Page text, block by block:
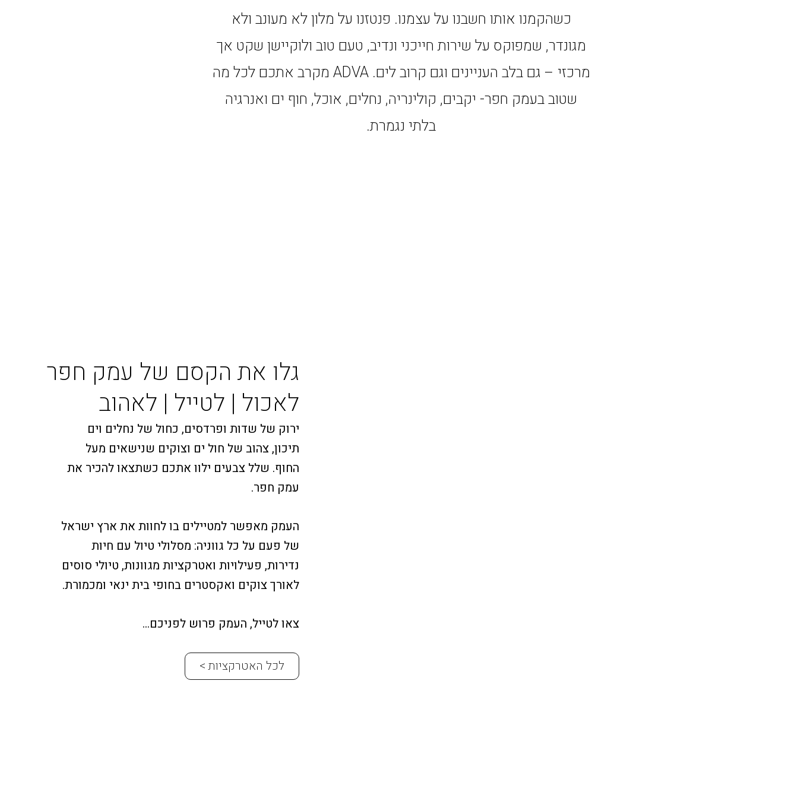
כשהקמנו אותו חשבנו על עצמנו. פנטזנו על מלון לא מעונב ולא
מגונדר, שמפוקס על שירות חייכני ונדיב, טעם טוב ולוקיישן שקט אך
מרכזי – גם בלב העניינים וגם קרוב לים. ADVA מקרב אתכם לכל מה
שטוב בעמק חפר- יקבים, קולינריה, נחלים, אוכל, חוף ים ואנרגיה
בלתי נגמרת.
גלו את הקסם של עמק חפר
לאכול | לטייל | לאהוב
ירוק של שדות ופרדסים, כחול של נחלים וים
תיכון, צהוב של חול ים וצוקים שנישאים מעל
החוף. שלל צבעים ילוו אתכם כשתצאו להכיר את
עמק חפר.
העמק מאפשר למטיילים בו לחוות את ארץ ישראל
של פעם על כל גווניה: מסלולי טיול עם חיות
נדירות, פעילויות ואטרקציות מגוונות, טיולי סוסים
לאורך צוקים ואקסטרים בחופי בית ינאי ומכמורת.
צאו לטייל, העמק פרוש לפניכם…
לכל האטרקציות >